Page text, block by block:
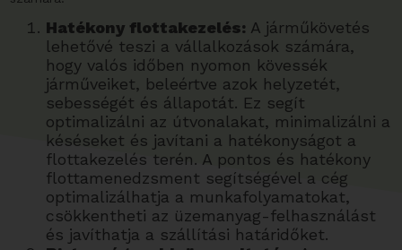
Hatékony flottakezelés: A járműkövetés
lehetővé teszi a vállalkozások számára,
hogy valós időben nyomon kövessék
járműveiket, beleértve azok helyzetét,
sebességét és állapotát. Ez segít
optimalizálni az útvonalakat, minimalizálni a
késéseket és javítani a hatékonyságot a
flottakezelés terén. A pontos és hatékony
flottamenedzsment segítségével a cég
optimalizálhatja a munkafolyamatokat,
csökkentheti az üzemanyag-felhasználást
és javíthatja a szállítási határidőket.